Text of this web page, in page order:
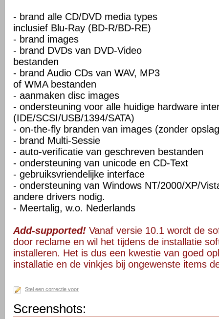
- brand alle CD/DVD media types
inclusief Blu-Ray (BD-R/BD-RE)
- brand images
- brand DVDs van DVD-Video
bestanden
- brand Audio CDs van WAV, MP3
of WMA bestanden
- aanmaken disc images
- ondersteuning voor alle huidige hardware
(IDE/SCSI/USB/1394/SATA)
- on-the-fly branden van images (zonder
- brand Multi-Sessie
- auto-verificatie van geschreven bestanden
- ondersteuning van unicode en CD-Text
- gebruiksvriendelijke interface
- ondersteuning van Windows NT/2000/XP/
andere drivers nodig.
- Meertalig, w.o. Nederlands
Add-supported! Vanaf versie 10.1 wordt de
door reclame en wil het tijdens de installatie
installeren. Het is dus een kwestie van goed
installatie en de vinkjes bij ongewenste items
Stel een correctie voor
Screenshots: